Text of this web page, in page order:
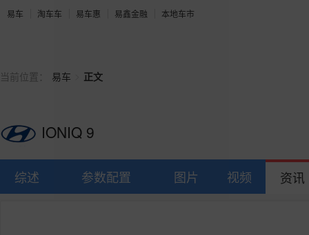
易车 淘车车 易车惠 易鑫金融 本地车市
当前位置： 易车 正文
IONIQ 9
综述 参数配置 图片 视频 资讯